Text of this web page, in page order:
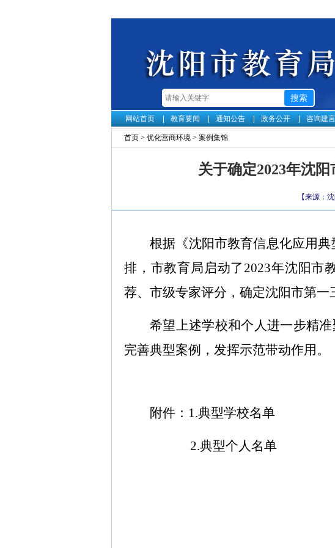
网站首页 教育要闻 通知公告 政务公开 咨询建言
首页 > 优化营商环境 > 案例集锦
关于确定2023年沈
【来源：
根据《沈阳市教育信息化应用
排 ， 市教育局启动了 2023年沈阳市
荐、市级专家评分，确定沈阳市第一
希望上述学校和个人进一步精
完善典型案例，发挥示范带动作用。
附件： 1.典型学校名单
2.典型个人名单